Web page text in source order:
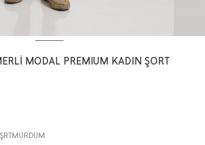
MODAL PREMIUM KADIN ŞORT